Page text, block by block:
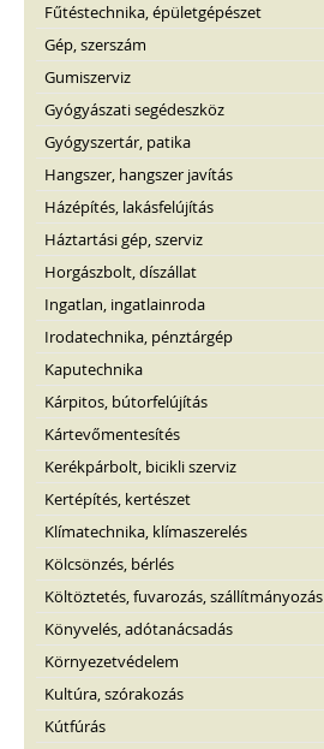
Fűtéstechnika, épületgépészet
Gép, szerszám
Gumiszerviz
Gyógyászati segédeszköz
Gyógyszertár, patika
Hangszer, hangszer javítás
Házépítés, lakásfelújítás
Háztartási gép, szerviz
Horgászbolt, díszállat
Ingatlan, ingatlainroda
Irodatechnika, pénztárgép
Kaputechnika
Kárpitos, bútorfelújítás
Kártevőmentesítés
Kerékpárbolt, bicikli szerviz
Kertépítés, kertészet
Klímatechnika, klímaszerelés
Kölcsönzés, bérlés
Költöztetés, fuvarozás, szállítmányozás
Könyvelés, adótanácsadás
Környezetvédelem
Kultúra, szórakozás
Kútfúrás